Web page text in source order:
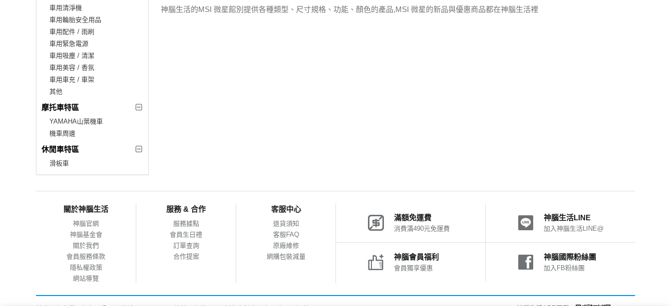
車用清淨機
車用輪胎安全用品
車用配件 / 雨刷
車用緊急電源
車用吸塵 / 清潔
車用美容 / 香氛
車用車充 / 車架
其他
摩托車特區
YAMAHA山葉機車
機車周邊
休閒車特區
滑板車
神腦生活的MSI 微星館別提供各種類型、尺寸規格、功能、顏色的產品,MSI 微星的新品與優惠商品都在神腦生活裡
關於神腦生活
神腦官網
神腦基金會
關於我們
會員服務條款
隱私權政策
網站導覽
服務 & 合作
服務據點
會員生日禮
訂單查詢
合作提案
客服中心
退貨須知
客服FAQ
原廠維修
網購包裝減量
滿額免運費
消費滿490元免運費
神腦生活LINE
加入神腦生活LINE@
神腦會員福利
會員獨享優惠
神腦國際粉絲團
加入FB粉絲團